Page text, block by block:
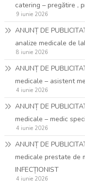
catering – pregătire ,
9 iunie 2026
ANUNȚ DE
analize medicale de
8 iunie 2026
ANUNȚ DE
medicale – asistent
4 iunie 2026
ANUNȚ DE
medicale – medic
4 iunie 2026
ANUNȚ DE
medicale prestate de
INFECȚIONIST
4 iunie 2026